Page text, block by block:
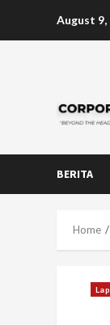
August 9,
BERITA
Home